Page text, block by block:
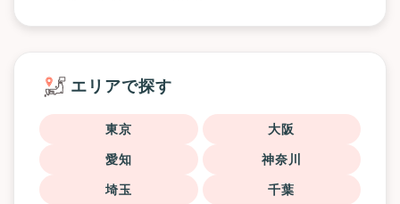
エリアで探す
東京 大阪
愛知 神奈川
埼玉 千葉